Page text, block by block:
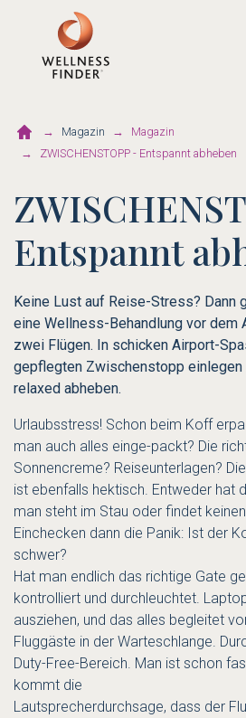
Magazin
Magazin
ZWISCHENSTOPP - Entspannt abheben
Entspannt
Keine Lust auf Reise-Stress? Dann
eine Wellness-Behandlung vor dem
zwei Flügen. In schicken Airport-
gepflegten Zwischenstopp einlegen
relaxed abheben.
Urlaubsstress! Schon beim Koff
man auch alles einge-packt? Die
Sonnencreme? Reiseunterlagen?
ist ebenfalls hektisch. Entweder hat
man steht im Stau oder findet
Einchecken dann die Panik: Ist der
schwer?
Hat man endlich das richtige Gate
kontrolliert und durchleuchtet.
ausziehen, und das alles begleitet
Fluggäste in der Warteschlange.
Duty-Free-Bereich. Man ist schon
kommt die
Lautsprecherdurchsage, dass der